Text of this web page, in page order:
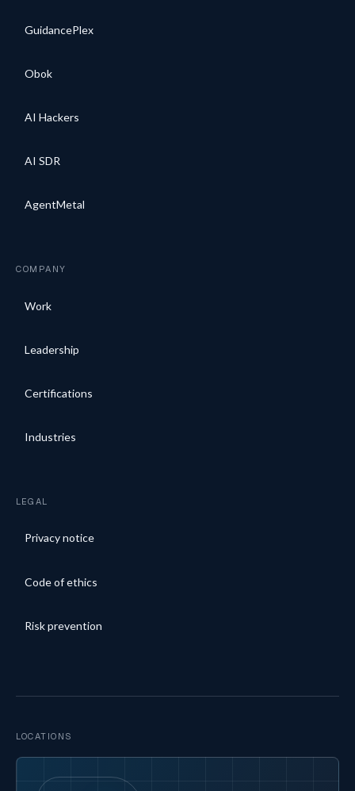
GuidancePlex
Obok
AI Hackers
AI SDR
AgentMetal
COMPANY
Work
Leadership
Certifications
Industries
LEGAL
Privacy notice
Code of ethics
Risk prevention
LOCATIONS